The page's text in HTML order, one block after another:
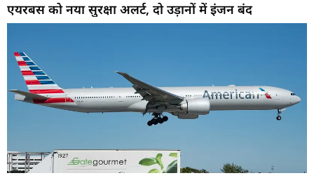
एयरबस को नया सुरक्षा अलर्ट, दो उड़ानों में इंजन बंद